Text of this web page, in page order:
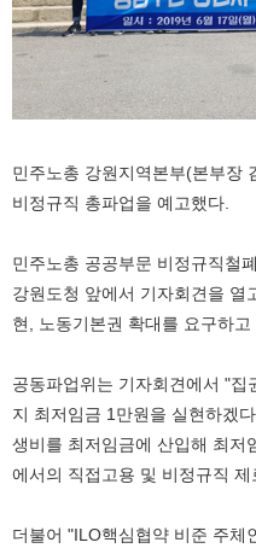
민주노총 강원지역본부(본부장
비정규직 총파업을 예고했다.
민주노총 공공부문 비정규직철
강원도청 앞에서 기자회견을 열
현, 노동기본권 확대를 요구하
공동파업위는 기자회견에서 "
지 최저임금 1만원을 실현하겠
생비를 최저임금에 산입해 최저
에서의 직접고용 및 비정규직 제
더불어 "ILO핵심협약 비준 주체